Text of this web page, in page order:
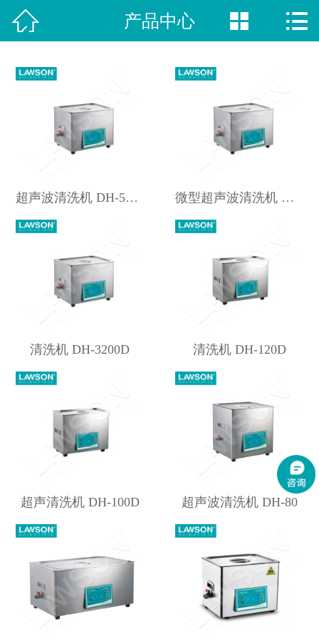
网站首页
视频中心
案例展示
关于我们
联系方式
 产品中心  
超声波清洗机 DH-5200D 微型超声波清洗机 DH-4200D
清洗机 DH-3200D 清洗机 DH-120D
超声清洗机 DH-100D 超声波清洗机 DH-80